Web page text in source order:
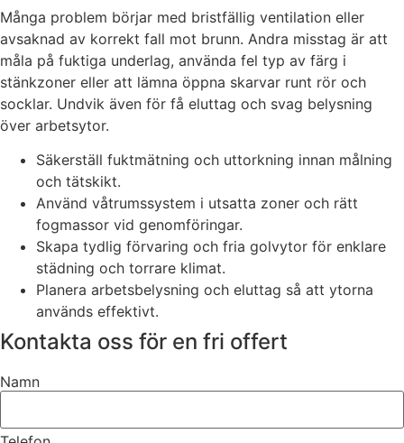
Många problem börjar med bristfällig ventilation eller
avsaknad av korrekt fall mot brunn. Andra misstag är att
måla på fuktiga underlag, använda fel typ av färg i
stänkzoner eller att lämna öppna skarvar runt rör och
socklar. Undvik även för få eluttag och svag belysning
över arbetsytor.
Säkerställ fuktmätning och uttorkning innan målning
och tätskikt.
Använd våtrumssystem i utsatta zoner och rätt
fogmassor vid genomföringar.
Skapa tydlig förvaring och fria golvytor för enklare
städning och torrare klimat.
Planera arbetsbelysning och eluttag så att ytorna
används effektivt.
Kontakta oss för en fri offert
Namn